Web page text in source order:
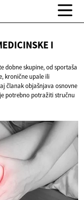
I
dobne skupine, od sportaša
kronične upale ili
članak objašnjava osnovne
potrebno potražiti stručnu